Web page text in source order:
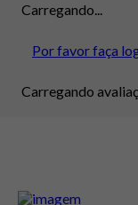
Carregando...
Por favor faça
Carregando